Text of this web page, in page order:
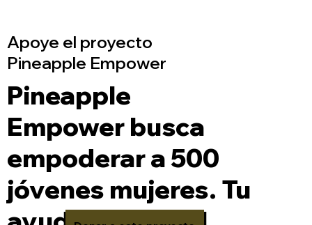
Apoye el proyecto
Pineapple Empower
Pineapple
Empower busca
empoderar a 500
jóvenes mujeres. Tu